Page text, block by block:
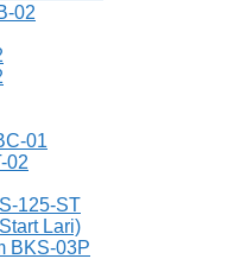
02
01
02
125-ST
Lari)
BKS-03P